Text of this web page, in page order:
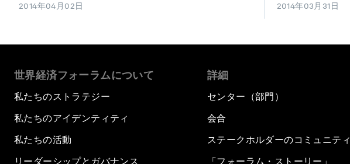
2014年04月02日 2014年03月31日
世界経済フォーラムについて
私たちのストラテジー
私たちのアイデンティティ
私たちの活動
リーダーシップとガバナンス
詳細
センター（部門）
会合
ステークホルダーのコミュニティ
「フォーラム・ストーリー」